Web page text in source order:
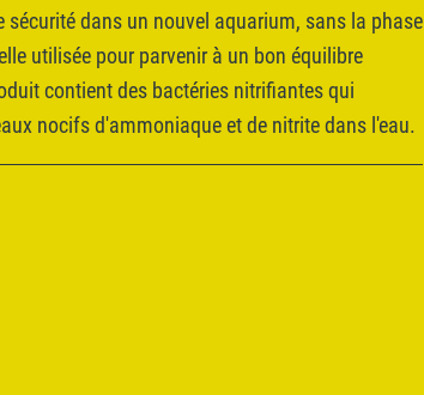
sécurité dans un nouvel aquarium, sans la phase
utilisée pour parvenir à un bon équilibre
contient des bactéries nitrifiantes qui
nocifs d'ammoniaque et de nitrite dans l'eau.